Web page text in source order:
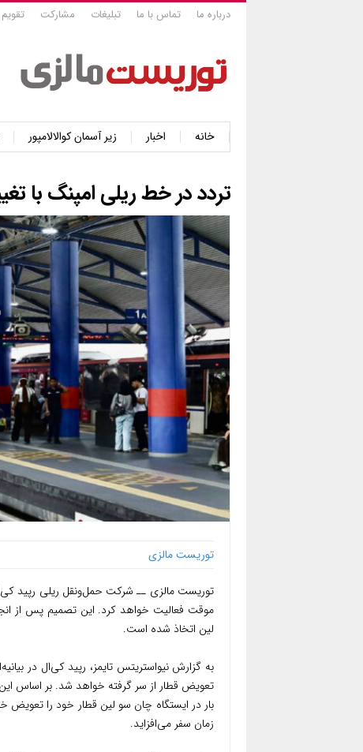
درباره ما تماس با ما تبلیغات مشارکت تقویم
خانه اخبار زیر آسمان کوالالامپور
تردد در خط ریلی امپنگ با
توریست مالزی
موقت فعالیت خواهد کرد. این تصمیم پس از
لین اتخاذ شده است.
به گزارش نیواستریتس تایمز، رپید کی‌ال در
تعویض قطار از سر گرفته خواهد شد. بر اساس این
بار در ایستگاه چان سو لین قطار خود را
زمان سفر می‌افزاید.